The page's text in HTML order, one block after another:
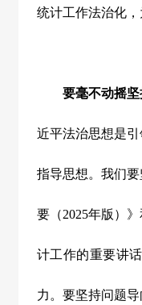
统计工作法治化
要毫不动摇坚持
近平法治思想是
指导思想。我们
要（2025年版）
计工作的重要讲
力。要坚持问题